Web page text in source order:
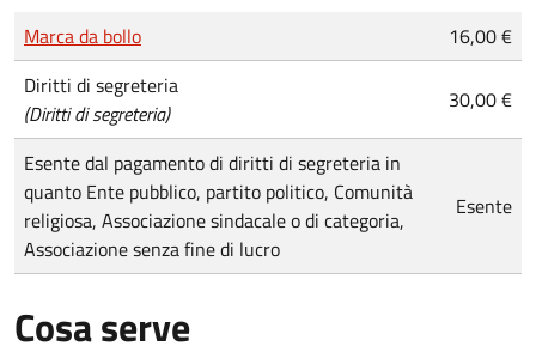
Tipo di pagamento
Importo
Marca da bollo
16,00 €
Diritti di segreteria
(Diritti di segreteria)
30,00 €
Esente dal pagamento di diritti di segreteria in
quanto Ente pubblico, partito politico, Comunità
religiosa, Associazione sindacale o di categoria,
Associazione senza fine di lucro
Esente
Cosa serve